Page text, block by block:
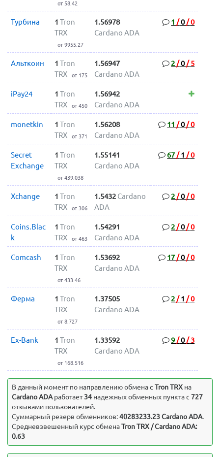
от 58.42
Турбина 1 Tron
TRX
от 9955.27
1.56978
Cardano ADA
1 /0/0
Альткоин 1 Tron
TRX
от 175
1.56947
Cardano ADA
2 /0/ 5
iPay24 1 Tron
TRX
от 450
1.56942
Cardano ADA
monetkin 1 Tron
TRX
от 371
1.56208
Cardano ADA
11 /0/0
Secret
Exchange
1 Tron
TRX
от 439.038
1.55141
Cardano ADA
67/ 1 /0
Xchange 1 Tron
TRX
от 306
1.5432 Cardano
ADA
2 /0/0
Coins.Blac
k
1 Tron
TRX
от 463
1.54291
Cardano ADA
2 /0/0
Comcash 1 Tron
TRX
от 433.46
1.53692
Cardano ADA
17/0/0
Ферма 1 Tron
TRX
от 8.727
1.37505
Cardano ADA
2 / 1 /0
Ex-Bank 1 Tron
TRX
от 168.516
1.33592
Cardano ADA
9 /0/ 3
В данный момент по направлению обмена cTron TRXна
Cardano ADAработает34надежных обменных пункта с727
отзывами пользователей.
Суммарный резерв обменников:40283233.23 Cardano ADA.
Средневзвешенный курс обменаTron TRX / Cardano ADA:
0.63